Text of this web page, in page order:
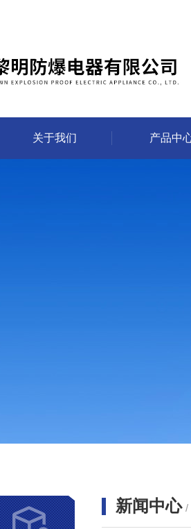
关于我们 产品中
新闻中心 /